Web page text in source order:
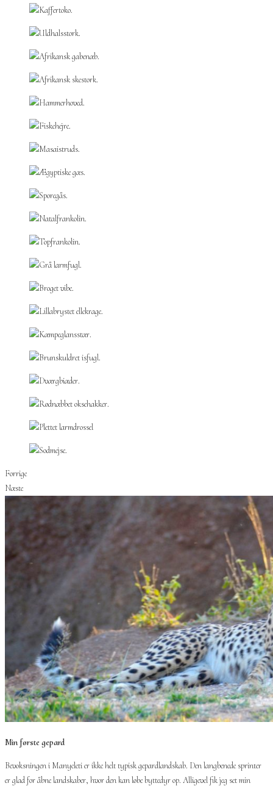
Forrige
Næste
Min første gepard
Bevoksningen i Manyeleti er ikke helt typisk gepardlandskab. Den langbenede sprinter
er glad for åbne landskaber, hvor den kan løbe byttedyr op. Alligevel fik jeg set min